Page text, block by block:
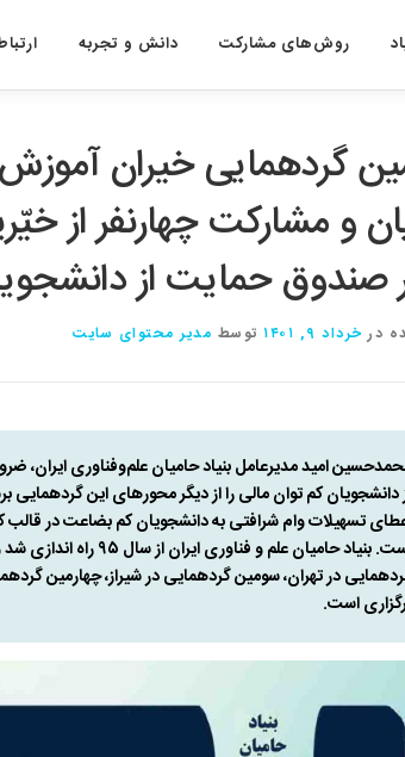
دانش و تجربه روش‌های مشارکت
گردهمایی خیران
و مشارکت چهارنفر از
حمایت از دانشجویان 4 خرداد ماه
در خرداد ۹, ۱۴۰۱ توسط مدیر محتوای سایت
امید مدیرعامل بنیاد حامیان علم‌وفناوری
است. بنیاد حامیان
در تهران، سومین گردهمایی در شیراز، چهارمین
است.